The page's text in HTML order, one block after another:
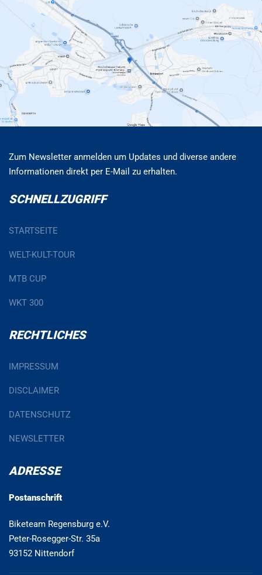
Zum Newsletter anmelden um Updates und diverse andere
Informationen direkt per E-Mail zu erhalten.
SCHNELLZUGRIFF
STARTSEITE
WELT-KULT-TOUR
MTB CUP
WKT 300
RECHTLICHES
IMPRESSUM
DISCLAIMER
DATENSCHUTZ
NEWSLETTER
ADRESSE
Postanschrift
Biketeam Regensburg e.V.
Peter-Rosegger-Str. 35a
93152 Nittendorf